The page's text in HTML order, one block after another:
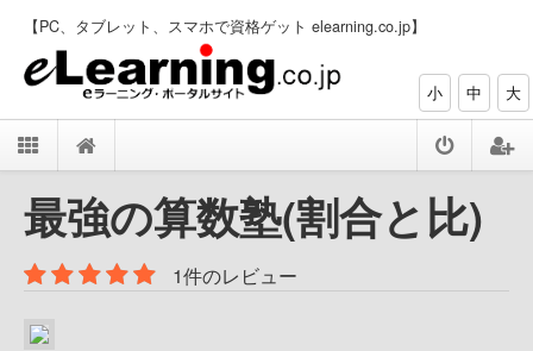
【PC、タブレット、スマホで資格ゲット elearning.co.jp】
小 中 大
最強の算数塾(割合と比)
1件のレビュー